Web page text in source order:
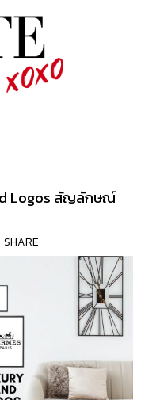
Logos สัญลักษณ์
SHARE